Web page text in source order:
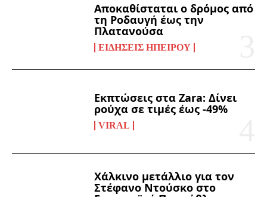
Αποκαθίσταται ο δρόμος από
τη Ροδαυγή έως την
Πλατανούσα
ΕΙΔΉΣΕΙΣ ΗΠΕΊΡΟΥ
Εκπτώσεις στα Zara: Δίνει
ρούχα σε τιμές έως -49%
VIRAL
Χάλκινο μετάλλιο για τον
Στέφανο Ντούσκο στο